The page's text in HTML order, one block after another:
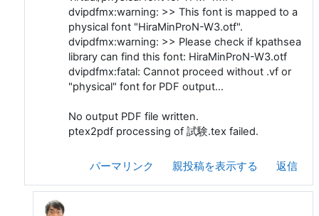
dvipdfmx:warning: >> This font is mapped to a
physical font "HiraMinProN-W3.otf".
dvipdfmx:warning: >> Please check if kpathsea
library can find this font: HiraMinProN-W3.otf
dvipdfmx:fatal: Cannot proceed without .vf or
"physical" font for PDF output...
No output PDF file written.
ptex2pdf processing of 試験.tex failed.
パーマリンク 親投稿を表示する 返信